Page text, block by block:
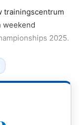
trainingscentrum
weekend
2025.